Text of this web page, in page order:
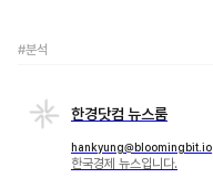
#분석
한경닷컴 뉴스룸
hankyung@bloomingbit.io
한국경제 뉴스입니다.